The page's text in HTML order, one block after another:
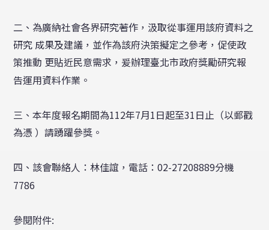
二、為廣納社會各界研究著作，汲取從事運用該府資料之
研究 成果及建議，並作為該府決策擬定之參考，促使政
策推動 更貼近民意需求，爰辦理臺北市政府獎勵研究報
告運用資料作業。
三、本年度報名期間為112年7月1日起至31日止（以郵戳
為憑 ）請踴躍參獎。
四、該會聯絡人：林佳誼，電話：02-27208889分機
7786
參閱附件: